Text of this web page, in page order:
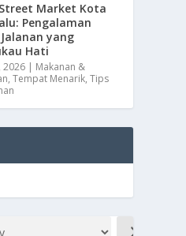
Market Kota
Pengalaman
yang
Hati
2026 | Makanan &
,Tempat Menarik,Tips